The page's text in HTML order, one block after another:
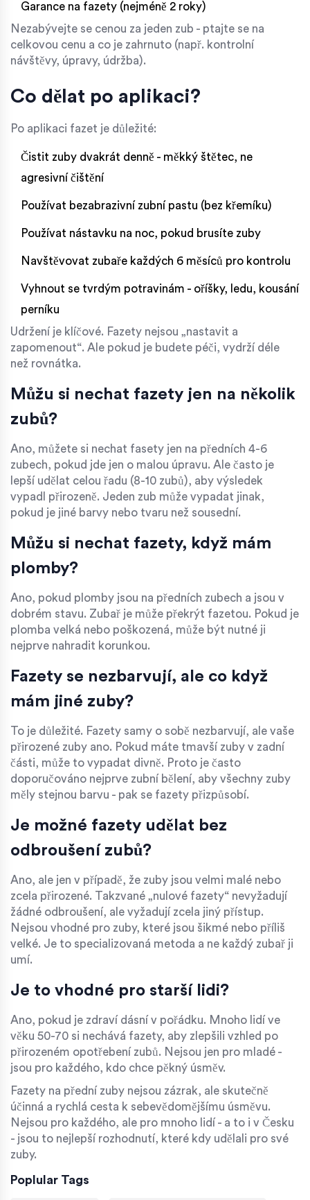
Garance na fazety (nejméně 2 roky)
Nezabývejte se cenou za jeden zub - ptajte se na
celkovou cenu a co je zahrnuto (např. kontrolní
návštěvy, úpravy, údržba).
Co dělat po aplikaci?
Po aplikaci fazet je důležité:
Čistit zuby dvakrát denně - měkký štětec, ne
agresivní čištění
Používat bezabrazivní zubní pastu (bez křemíku)
Používat nástavku na noc, pokud brusíte zuby
Navštěvovat zubaře každých 6 měsíců pro kontrolu
Vyhnout se tvrdým potravinám - oříšky, ledu, kousání
perníku
Udržení je klíčové. Fazety nejsou „nastavit a
zapomenout“. Ale pokud je budete péči, vydrží déle
než rovnátka.
Můžu si nechat fazety jen na několik
zubů?
Ano, můžete si nechat fasety jen na předních 4-6
zubech, pokud jde jen o malou úpravu. Ale často je
lepší udělat celou řadu (8-10 zubů), aby výsledek
vypadl přirozeně. Jeden zub může vypadat jinak,
pokud je jiné barvy nebo tvaru než sousední.
Můžu si nechat fazety, když mám
plomby?
Ano, pokud plomby jsou na předních zubech a jsou v
dobrém stavu. Zubař je může překrýt fazetou. Pokud je
plomba velká nebo poškozená, může být nutné ji
nejprve nahradit korunkou.
Fazety se nezbarvují, ale co když
mám jiné zuby?
To je důležité. Fazety samy o sobě nezbarvují, ale vaše
přirozené zuby ano. Pokud máte tmavší zuby v zadní
části, může to vypadat divně. Proto je často
doporučováno nejprve zubní bělení, aby všechny zuby
měly stejnou barvu - pak se fazety přizpůsobí.
Je možné fazety udělat bez
odbroušení zubů?
Ano, ale jen v případě, že zuby jsou velmi malé nebo
zcela přirozené. Takzvané „nulové fazety“ nevyžadují
žádné odbroušení, ale vyžadují zcela jiný přístup.
Nejsou vhodné pro zuby, které jsou šikmé nebo příliš
velké. Je to specializovaná metoda a ne každý zubař ji
umí.
Je to vhodné pro starší lidi?
Ano, pokud je zdraví dásní v pořádku. Mnoho lidí ve
věku 50-70 si nechává fazety, aby zlepšili vzhled po
přirozeném opotřebení zubů. Nejsou jen pro mladé -
jsou pro každého, kdo chce pěkný úsměv.
Fazety na přední zuby nejsou zázrak, ale skutečně
účinná a rychlá cesta k sebevědomějšímu úsměvu.
Nejsou pro každého, ale pro mnoho lidí - a to i v Česku
- jsou to nejlepší rozhodnutí, které kdy udělali pro své
zuby.
Poplular Tags